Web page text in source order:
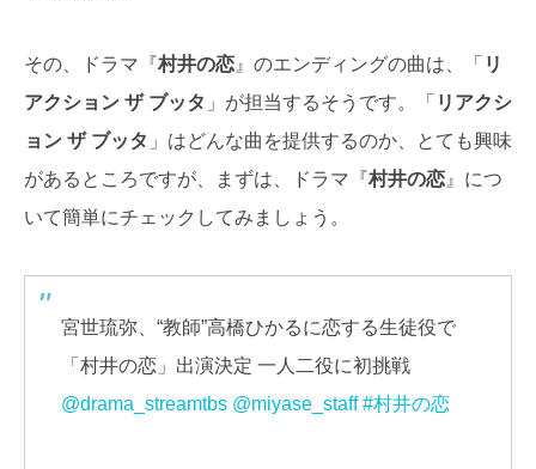
その、ドラマ『村井の恋 』のエンディングの曲は、「 リ
アクション ザ ブッタ 」が担当するそうです。「 リアクシ
ョン ザ ブッタ 」はどんな曲を提供するのか、とても興味
があるところですが、まずは、ドラマ『村井の恋 』につ
いて簡単にチェックしてみましょう。
宮世琉弥、“教師”高橋ひかるに恋する生徒役で
「村井の恋」出演決定 一人二役に初挑戦
@drama_streamtbs @miyase_staff #村井の恋